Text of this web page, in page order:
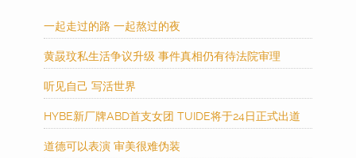
一起走过的路 一起熬过的夜
黄晸玟私生活争议升级 事件真相仍有待法院审理
听见自己 写活世界
HYBE新厂牌ABD首支女团 TUIDE将于24日正式出道
道德可以表演 审美很难伪装